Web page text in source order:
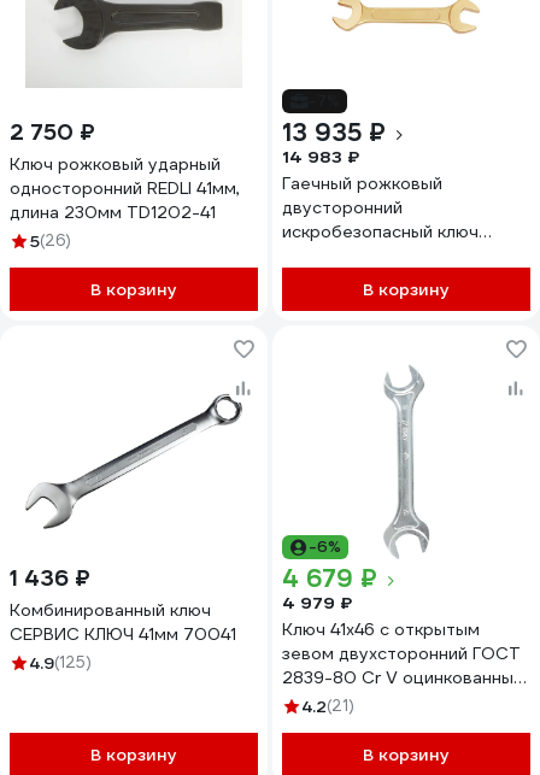
2 750 ₽
Ключ рожковый ударный
односторонний REDLI 41мм,
длина 230мм TD1202-41
5(26)
В корзину
13 935 ₽
14 983 ₽
Гаечный рожковый
двусторонний
искробезопасный ключ
TT1146-4146AВ корзину
1 436 ₽
Комбинированный ключ
СЕРВИС КЛЮЧ 41мм 70041
4.9(125)
В корзину
-6%
4 679 ₽
4 979 ₽
Ключ 41х46 с открытым
зевом двухсторонний ГОСТ
2839-80 Cr V оцинкованный
КЗСМИ КГД 51233117
4.2(21)
В корзину